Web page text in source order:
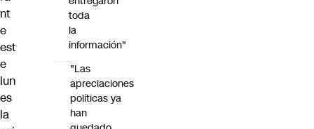
nt
e
est
e
lun
es
la
toda
la
información"
"Las
apreciaciones
políticas ya
han